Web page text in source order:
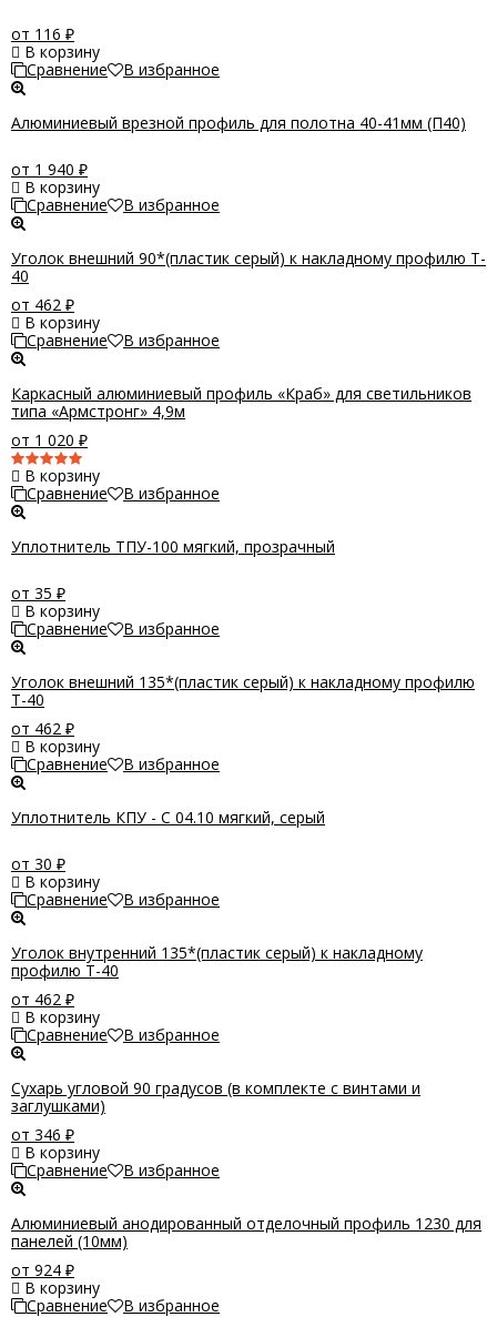
от 116 ₽
В корзину
Сравнение
В избранное
Алюминиевый врезной профиль для полотна 40-41мм (П40)
от 1 940 ₽
В корзину
Сравнение
В избранное
Уголок внешний 90*(пластик серый) к накладному профилю T-
40
от 462 ₽
В корзину
Сравнение
В избранное
Каркасный алюминиевый профиль «Краб» для светильников
типа «Армстронг» 4,9м
от 1 020 ₽
В корзину
Сравнение
В избранное
Уплотнитель ТПУ-100 мягкий, прозрачный
от 35 ₽
В корзину
Сравнение
В избранное
Уголок внешний 135*(пластик серый) к накладному профилю
T-40
от 462 ₽
В корзину
Сравнение
В избранное
Уплотнитель КПУ - С 04.10 мягкий, серый
от 30 ₽
В корзину
Сравнение
В избранное
Уголок внутренний 135*(пластик серый) к накладному
профилю T-40
от 462 ₽
В корзину
Сравнение
В избранное
Сухарь угловой 90 градусов (в комплекте с винтами и
заглушками)
от 346 ₽
В корзину
Сравнение
В избранное
Алюминиевый анодированный отделочный профиль 1230 для
панелей (10мм)
от 924 ₽
В корзину
Сравнение
В избранное